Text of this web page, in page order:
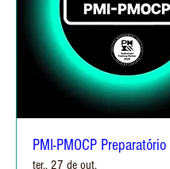
PMI-PMOCP
ter., 27 de out.